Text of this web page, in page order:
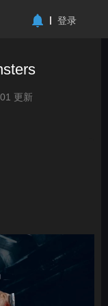
登录
更新